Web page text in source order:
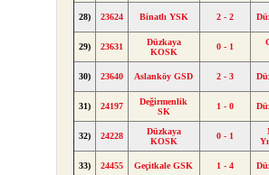
28) 23624 Binatlı YSK 2 - 2
29) 23631
Düzkaya
KOSK
0 - 1
30) 23640 Aslanköy GSD 2 - 3
31) 24197
Değirmenlik
SK
1 - 0
32) 24228
Düzkaya
KOSK
0 - 1
33) 24455 Geçitkale GSK 1 - 4